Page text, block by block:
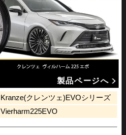
製品ページへ
Kranze(クレンツェ)EVOシリーズ
Vierharm225EVO